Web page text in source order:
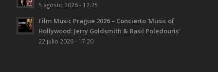
5 agosto 2026 - 12:25
Film Music Prague 2026 – Concierto ‘Music of
Hollywood: Jerry Goldsmith & Basil Poledouris’
22 julio 2026 - 17:20